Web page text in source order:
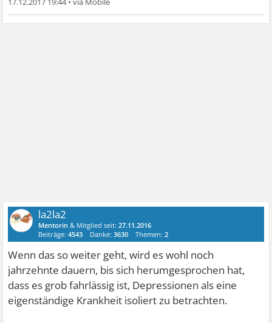
la2la2
Mentorin & Mitglied seit:27.11.2016
Beiträge:4543 Danke:3630 Themen:2
Wenn das so weiter geht, wird es wohl noch
jahrzehnte dauern, bis sich herumgesprochen hat,
dass es grob fahrlässig ist, Depressionen als eine
eigenständige Krankheit isoliert zu betrachten.